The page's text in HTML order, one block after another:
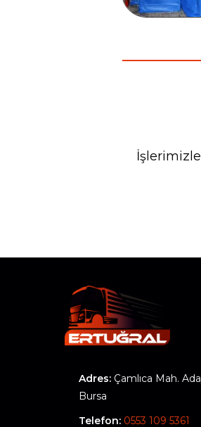
Adres: Çamlıca Mah.
Bursa
Telefon: 0553 109 5361